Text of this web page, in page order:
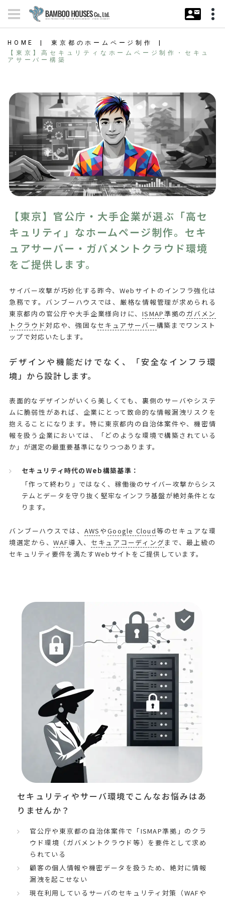
HOME
東京都のホームページ制作
【東京】高セキュリティなホームページ制作・セキュ
アサーバー構築
【東京】官公庁・大手企業が選ぶ「高セ
キュリティ」なホームページ制作。セキ
ュアサーバー・ガバメントクラウド環境
をご提供します。
サイバー攻撃が巧妙化する昨今、Webサイトのインフラ強化は
急務です。バンブーハウスでは、厳格な情報管理が求められる
東京都内の官公庁や大手企業様向けに、ISMAP準拠の ガバメン
トクラウド対応や、強固なセキュアサーバー構築までワンスト
ップで対応いたします。
デザインや機能だけでなく、「安全なインフラ環
境」から設計します。
表面的なデザインがいくら美しくても、裏側のサーバやシステ
ムに脆弱性があれば、企業にとって致命的な情報漏洩リスクを
抱えることになります。特に東京都内の自治体案件や、機密情
報を扱う企業においては、「どのような環境で構築されている
か」が選定の最重要基準になりつつあります。
セキュリティ時代のWeb構築基準：
「作って終わり」ではなく、稼働後のサイバー攻撃からシス
テムとデータを守り抜く堅牢なインフラ基盤が絶対条件とな
ります。
バンブーハウスでは、 AWS やGoogle Cloud等のセキュアな環
境選定から、WAF導入、 セキュアコーディングまで、最上級の
セキュリティ要件を満たすWebサイトをご提供しています。
セキュリティやサーバ環境でこんなお悩みはあ
りませんか？
官公庁や東京都の自治体案件で「ISMAP準拠」のクラ
ウド環境（ガバメントクラウド等）を要件として求め
られている
顧客の個人情報や機密データを扱うため、絶対に情報
漏洩を起こせない
現在利用しているサーバのセキュリティ対策（WAFや